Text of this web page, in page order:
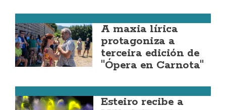
A maxia lírica
protagoniza a
terceira edición de
"Ópera en Carnota"
Esteiro recibe a